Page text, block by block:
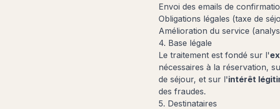
Envoi des emails de
Obligations légales (taxe de
Amélioration du service
4. Base légale
Le traitement est fondé sur l'
nécessaires à la réservation,
de séjour, et sur l'intérêt
des fraudes.
5. Destinataires